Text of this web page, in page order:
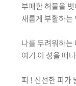
부패한 허물을
새롭게 부활하는
나를 두려워하는
여기 이 성을 떠
피 ! 신선한 피가